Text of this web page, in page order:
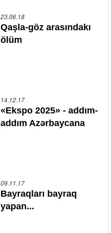
23.06.18
Qaşla-göz arasındakı
ölüm
14.12.17
«Ekspo 2025» - addım-
addım Azərbaycana
09.11.17
Bayraqları bayraq
yapan...